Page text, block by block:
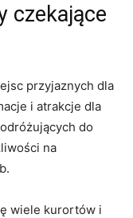
czekające
⁣przyjaznych dla
i⁢ atrakcje dla‌
do
na
wiele kurortów i